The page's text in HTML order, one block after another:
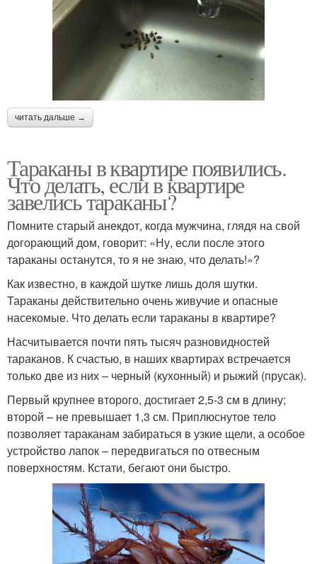
читать дальше →
Тараканы в квартире появились.
Что делать, если в квартире
завелись тараканы?
Помните старый анекдот, когда мужчина, глядя на свой
догорающий дом, говорит: «Ну, если после этого
тараканы останутся, то я не знаю, что делать!»?
Как известно, в каждой шутке лишь доля шутки.
Тараканы действительно очень живучие и опасные
насекомые. Что делать если тараканы в квартире?
Насчитывается почти пять тысяч разновидностей
тараканов. К счастью, в наших квартирах встречается
только две из них – черный (кухонный) и рыжий (прусак).
Первый крупнее второго, достигает 2,5-3 см в длину;
второй – не превышает 1,3 см. Приплюснутое тело
позволяет тараканам забираться в узкие щели, а особое
устройство лапок – передвигаться по отвесным
поверхностям. Кстати, бегают они быстро.